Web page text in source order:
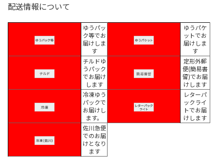
配送情報について
ゆうパッ
ク等でお
届けしま
す
ゆうパケ
ットでお
届けしま
す
チルドゆ
うパック
でお届け
します
定形外郵
便(簡易書
留)でお届
けします
冷凍ゆう
パックで
お届けし
ます。
レターパ
ックライ
トでお届
けします
佐川急便
でのお届
けとなり
ます